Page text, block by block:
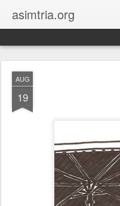
asimtria.org
AUG
19